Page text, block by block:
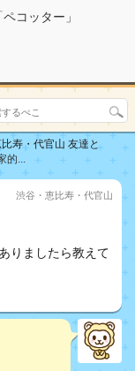
コッター」
寿・代官山 友達と
的...
渋谷・恵比寿・代官山
りましたら教えて